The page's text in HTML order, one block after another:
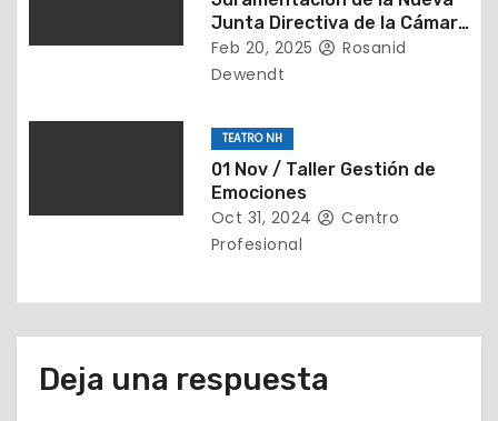
a
a
Junta Directiva de la Cámara
Inmobiliaria de Falcón (2025-
2027)
Feb 20, 2025
Rosanid
Dewendt
TEATRO NH
01 Nov / Taller Gestión de
Emociones
Oct 31, 2024
Centro
Profesional
Deja una respuesta